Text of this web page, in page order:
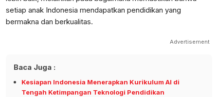
setiap anak Indonesia mendapatkan pendidikan yang
bermakna dan berkualitas.
Advertisement
Baca Juga :
Kesiapan Indonesia Menerapkan Kurikulum AI di
Tengah Ketimpangan Teknologi Pendidikan